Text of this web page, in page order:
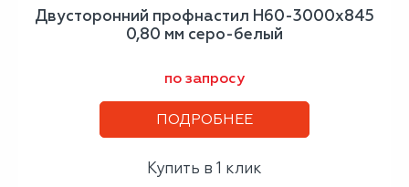
Двусторонний профнастил Н60-3000х845
0,80 мм серо-белый
по запросу
ПОДРОБНЕЕ
Купить в 1 клик